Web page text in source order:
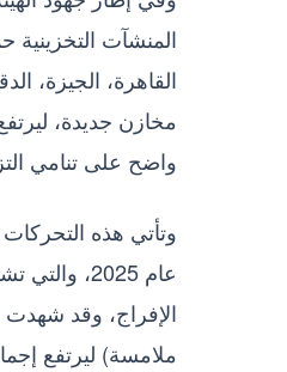
المنشآت
القاهرة، الجيزة،
واضح على تنامي
وتأتي هذه
عام 2025،
ملامسة) ليرتفع